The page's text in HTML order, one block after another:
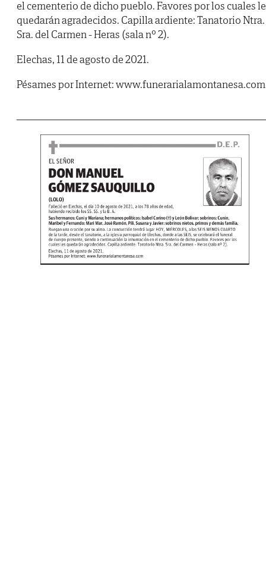
el cementerio de dicho pueblo. Favores por los cuales
quedarán agradecidos. Capilla ardiente: Tanatorio Ntra.
Sra. del Carmen - Heras (sala nº 2).
Elechas, 11 de agosto de 2021.
Pésames por Internet: www.funerarialamontanesa.com